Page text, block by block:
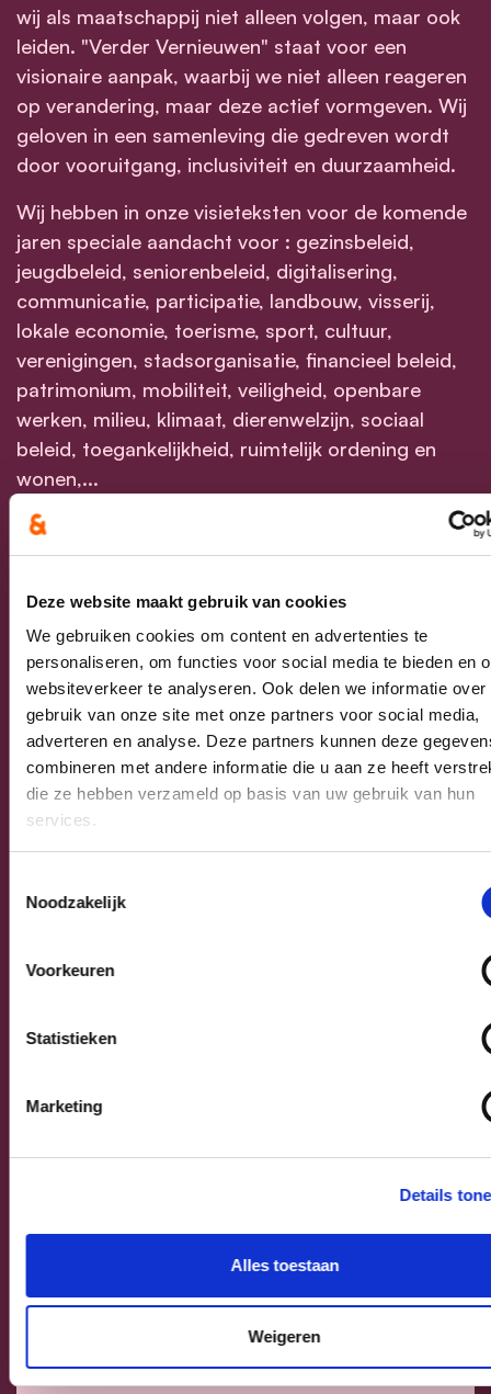
Deze website maakt gebruik van cookies
We gebruiken cookies om content en advertenties te
personaliseren, om functies voor social media te bieden en
websiteverkeer te analyseren. Ook delen we informatie over
gebruik van onze site met onze partners voor social media,
adverteren en analyse. Deze partners kunnen deze
combineren met andere informatie die u aan ze heeft
die ze hebben verzameld op basis van uw gebruik van hun
services.
Noodzakelijk
Voorkeuren
Statistieken
Marketing
Details
Alles toestaan
Weigeren
wij als maatschappij niet alleen volgen, maar ook
leiden. "Verder Vernieuwen" staat voor een
visionaire aanpak, waarbij we niet alleen reageren
op verandering, maar deze actief vormgeven. Wij
geloven in een samenleving die gedreven wordt
door vooruitgang, inclusiviteit en duurzaamheid.
Wij hebben in onze visieteksten voor de komende
jaren speciale aandacht voor : gezinsbeleid,
jeugdbeleid, seniorenbeleid, digitalisering,
communicatie, participatie, landbouw, visserij,
lokale economie, toerisme, sport, cultuur,
verenigingen, stadsorganisatie, financieel beleid,
patrimonium, mobiliteit, veiligheid, openbare
werken, milieu, klimaat, dierenwelzijn, sociaal
beleid, toegankelijkheid, ruimtelijk ordening en
wonen,...
Bij het naderen van verkiezingstijd is het van
cruciaal belang dat we niet alleen vooruitkijken
richten op het voortzetten en voltooien van
lopende projecten. In Nieuwpoort is continuïteit
de sleutel tot vooruitgang. CD&V stelt een
verkiezingsprogramma voor dat geworteld is in
het verder ontwikkelen van een bestaande visie,
waarbij gestreefd wordt naar een bloeiende
gemeenschap die steunt op voortdurende
verbetering en innovatie. Met deze visie kunnen
we Nieuwpoort transformeren tot een bloeiende
te groeien, te bloeien en te gedijen.
seniorenbeleid
Gezins-, jeugd- en seniorenbeleid
Digitalisering, communicatie
en participatie